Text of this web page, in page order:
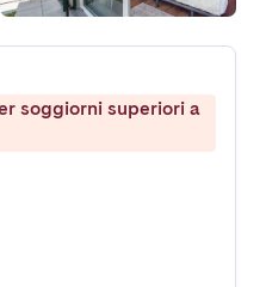
soggiorni superiori a